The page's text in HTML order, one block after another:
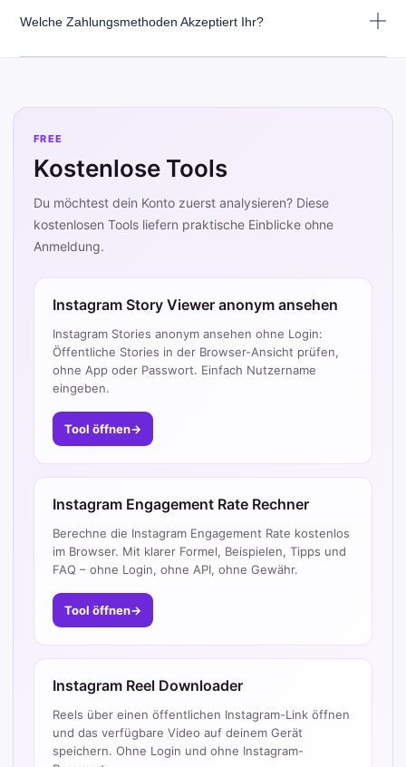
Welche Zahlungsmethoden Akzeptiert Ihr?
FREE
Kostenlose Tools
Du möchtest dein Konto zuerst analysieren? Diese
kostenlosen Tools liefern praktische Einblicke ohne
Anmeldung.
Instagram Story Viewer anonym ansehen
Instagram Stories anonym ansehen ohne Login:
Öffentliche Stories in der Browser-Ansicht prüfen,
ohne App oder Passwort. Einfach Nutzername
eingeben.
Tool öffnen→
Instagram Engagement Rate Rechner
Berechne die Instagram Engagement Rate kostenlos
im Browser. Mit klarer Formel, Beispielen, Tipps und
FAQ – ohne Login, ohne API, ohne Gewähr.
Tool öffnen→
Instagram Reel Downloader
Reels über einen öffentlichen Instagram-Link öffnen
und das verfügbare Video auf deinem Gerät
speichern. Ohne Login und ohne Instagram-